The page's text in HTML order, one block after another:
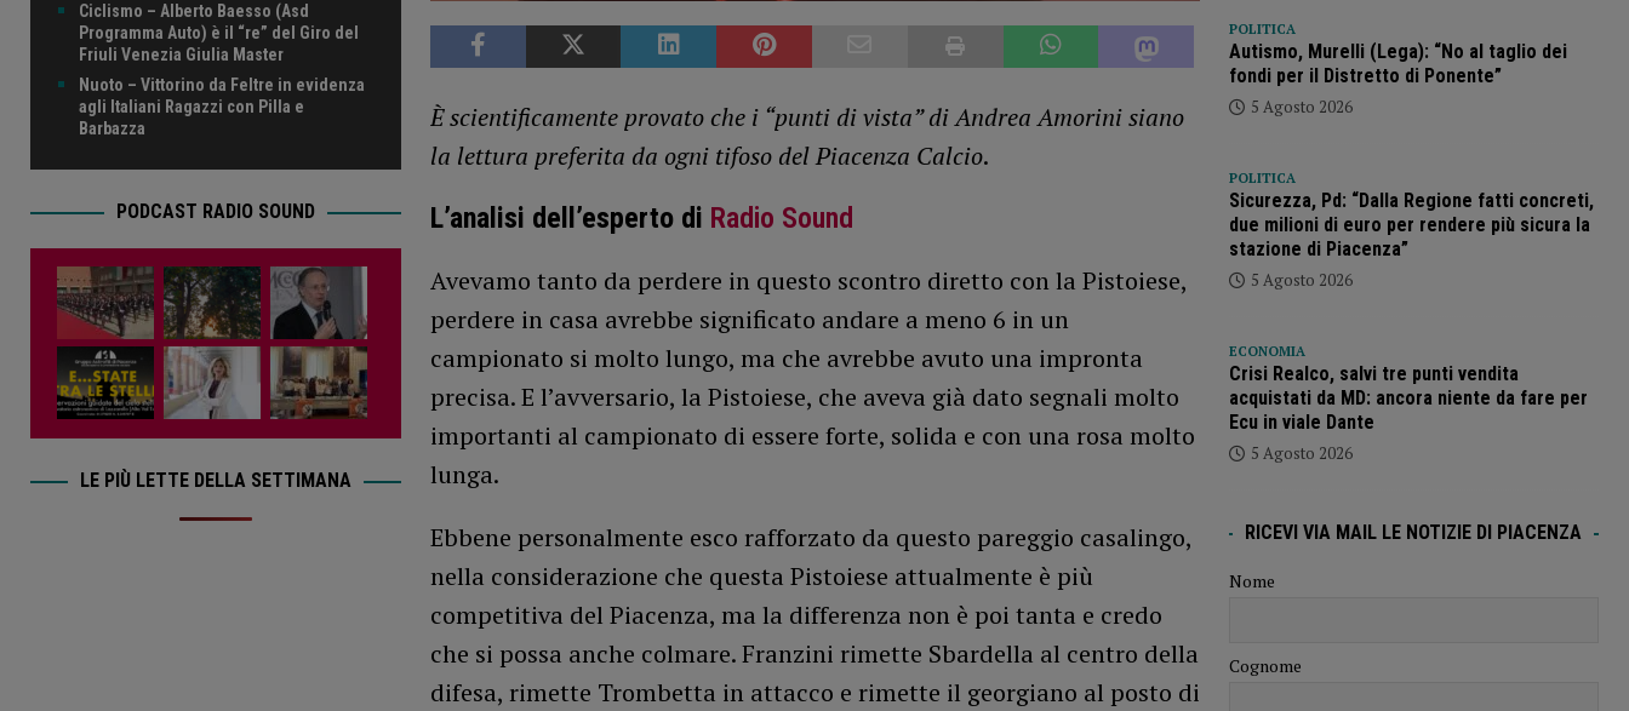
È scientificamente provato che i “punti di vista” di Andrea Amorini siano
la lettura preferita da ogni tifoso del Piacenza Calcio.
L’analisi dell’esperto di Radio Sound
Avevamo tanto da perdere in questo scontro diretto con la Pistoiese,
perdere in casa avrebbe significato andare a meno 6 in un
campionato si molto lungo, ma che avrebbe avuto una impronta
precisa. E l’avversario, la Pistoiese, che aveva già dato segnali molto
importanti al campionato di essere forte, solida e con una rosa molto
lunga.
Ebbene personalmente esco rafforzato da questo pareggio casalingo,
nella considerazione che questa Pistoiese attualmente è più
competitiva del Piacenza, ma la differenza non è poi tanta e credo
che si possa anche colmare. Franzini rimette Sbardella al centro della
difesa, rimette Trombetta in attacco e rimette il georgiano al posto di
Ciclismo – Alberto Baesso (Asd
Programma Auto) è il “re” del Giro del
Friuli Venezia Giulia Master
Nuoto – Vittorino da Feltre in evidenza
agli Italiani Ragazzi con Pilla e
Barbazza
PODCAST RADIO SOUND
LE PIÙ LETTE DELLA SETTIMANA
POLITICA
Autismo, Murelli (Lega): “No al taglio dei
fondi per il Distretto di Ponente”
5 Agosto 2026
POLITICA
Sicurezza, Pd: “Dalla Regione fatti concreti,
due milioni di euro per rendere più sicura la
stazione di Piacenza”
5 Agosto 2026
ECONOMIA
Crisi Realco, salvi tre punti vendita
acquistati da MD: ancora niente da fare per
Ecu in viale Dante
5 Agosto 2026
RICEVI VIA MAIL LE NOTIZIE DI PIACENZA
Nome
Cognome